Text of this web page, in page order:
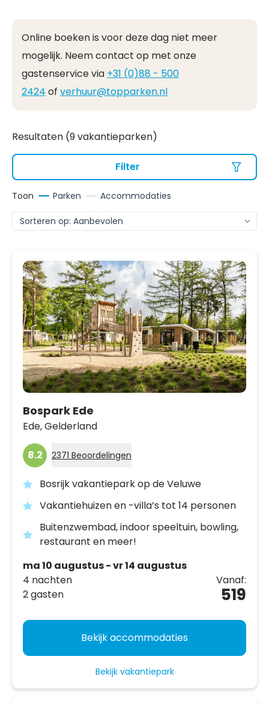
Online boeken is voor deze dag niet meer
mogelijk. Neem contact op met onze
gastenservice via +31 (0)88 - 500
2424 of verhuur@topparken.nl
Resultaten (9 vakantieparken)
Filter
Toon Parken Accommodaties
Bospark Ede
Ede,Gelderland
8.2 2371 Beoordelingen
Bosrijk vakantiepark op de Veluwe
Vakantiehuizen en -villa’s tot 14 personen
Buitenzwembad, indoor speeltuin, bowling,
restaurant en meer!
ma 10 augustus - vr 14 augustus
4 nachten
2 gasten
Vanaf:
519
Bekijk accommodaties
Bekijk vakantiepark